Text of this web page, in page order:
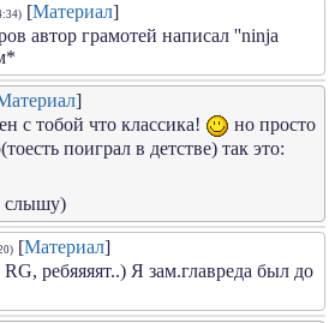
[Материал]
автор грамотей написал ''ninja
]
с тобой что классика!
но просто
поиграл в детстве) так это:
слышу)
[Материал]
ребяяяят..) Я зам.главреда был до